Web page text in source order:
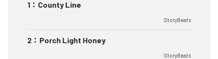
1 ： County Line
StoryBeats
2 ： Porch Light Honey
StoryBeats